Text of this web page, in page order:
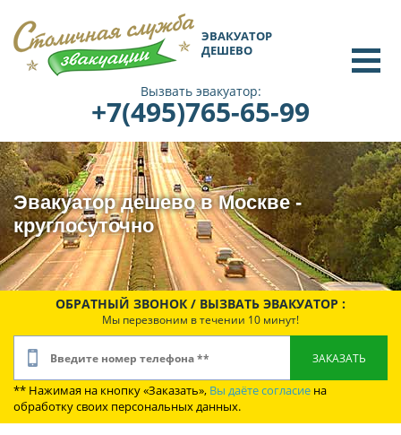
ЭВАКУАТОР
ДЕШЕВО
Вызвать эвакуатор:
+7(495)765-65-99
Эвакуатор дешево в Москве -
круглосуточно
ОБРАТНЫЙ ЗВОНОК / ВЫЗВАТЬ ЭВАКУАТОР :
Мы перезвоним в течении 10 минут!
** Нажимая на кнопку «Заказать», Вы даёте согласие на
обработку своих персональных данных.